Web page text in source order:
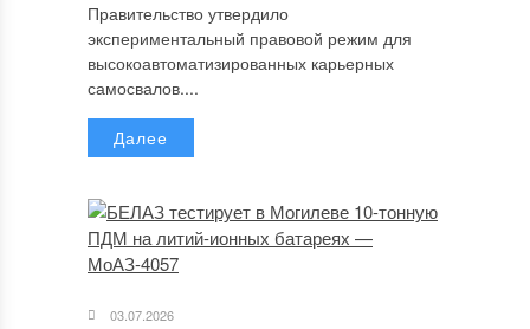
Правительство утвердило
экспериментальный правовой режим для
высокоавтоматизированных карьерных
самосвалов....
Далее
03.07.2026